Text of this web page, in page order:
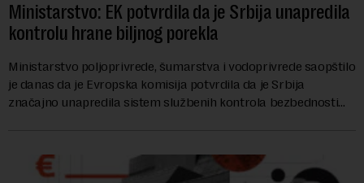
Ministarstvo: EK potvrdila da je Srbija unapredila
kontrolu hrane biljnog porekla
Ministarstvo poljoprivrede, šumarstva i vodoprivrede saopštilo
je danas da je Evropska komisija potvrdila da je Srbija
značajno unapredila sistem službenih kontrola bezbednosti